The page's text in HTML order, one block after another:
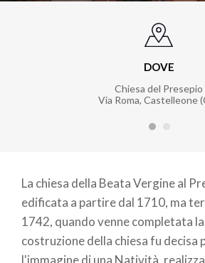
DOVE
Chiesa del Presepio
Via Roma, Castelleone
La chiesa della Beata Vergine al
edificata a partire dal 1710, ma
1742, quando venne completata
costruzione della chiesa fu decisa
l'immagine di una Natività,